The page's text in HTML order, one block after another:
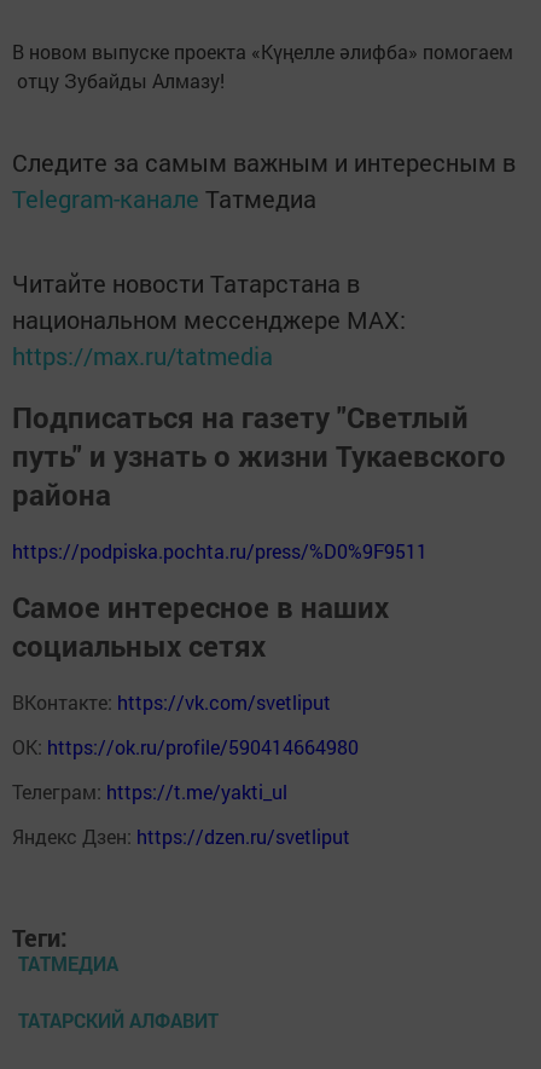
В новом выпуске проекта «Күңелле әлифба» помогаем
отцу Зубайды Алмазу!
Следите за самым важным и интересным в
Telegram-канале Татмедиа
Читайте новости Татарстана в
национальном мессенджере MАХ:
https://max.ru/tatmedia
Подписаться на газету "Светлый
путь" и узнать о жизни Тукаевского
района
https://podpiska.pochta.ru/press/%D0%9F9511
Самое интересное в наших
социальных сетях
ВКонтакте: https://vk.com/svetliput
ОК: https://ok.ru/profile/590414664980
Телеграм: https://t.me/yakti_ul
Яндекс Дзен: https://dzen.ru/svetliput
Теги:
ТАТМЕДИА
ТАТАРСКИЙ АЛФАВИТ